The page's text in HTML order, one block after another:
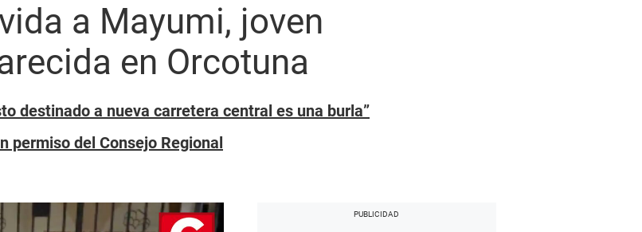
a Mayumi, joven
en Orcotuna
destinado a nueva carretera central es una burla”
permiso del Consejo Regional